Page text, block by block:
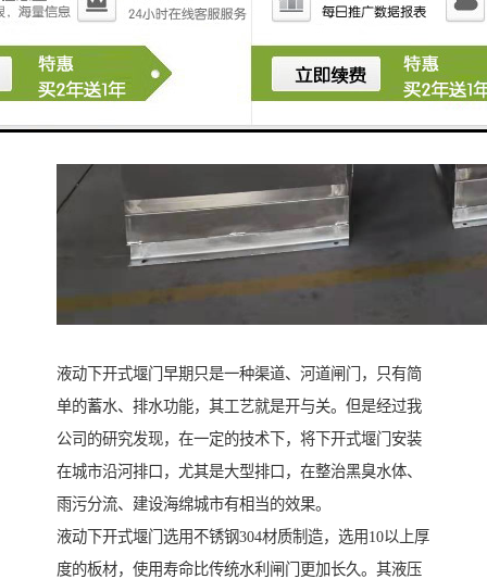
液动下开式堰门早期只是一种渠道、河道闸门，只有简
单的蓄水、排水功能，其工艺就是开与关。但是经过我
公司的研究发现，在一定的技术下，将下开式堰门安装
在城市沿河排口，尤其是大型排口，在整治黑臭水体、
雨污分流、建设海绵城市有相当的效果。
液动下开式堰门选用不锈钢304材质制造，选用10以上厚
度的板材，使用寿命比传统水利闸门更加长久。其液压